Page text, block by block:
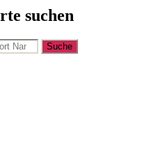
suchen